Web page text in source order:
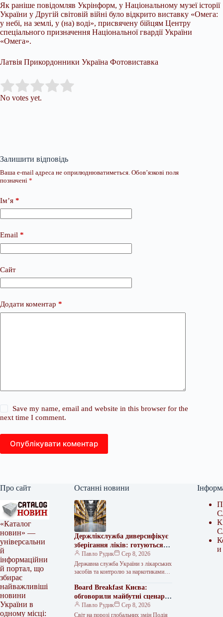
Як раніше повідомляв Укрінформ, у Національному музеї історії
України у Другій світовій війні було відкрито виставку «Омега:
у небі, на землі, у (на) воді», присвячену бійцям Центру
спеціального призначення Національної гвардії України
«Омега».
Латвія Прикордонники Україна Фотовиставка
Rate this item:
No votes yet.
Залишити відповідь
Ваша e-mail адреса не оприлюднюватиметься. Обов’язкові поля
позначені *
Ім’я *
Email *
Сайт
Додати коментар *
Save my name, email and website in this browser for the
next time I comment.
Опублікувати коментар
Про сайт
«Каталог
новин» —
універсальни
й
інформаційни
й портал, що
збирає
найважливіші
новини
України в
одному місці:
Останні новини
Держлікслужба диверсифікує
зберігання ліків: готуються
зміни до ліцензійних умов
Павло Рудик
Сер 8, 2026
Державна служба України з лікарських
засобів та контролю за наркотиками
до Ліцензійних умов провадження
господарської діяльності…
Board Breakfast Києва:
обговорили майбутні сценарії
для України
Павло Рудик
Сер 8, 2026
Світ на порозі глобальних змін Подія
и